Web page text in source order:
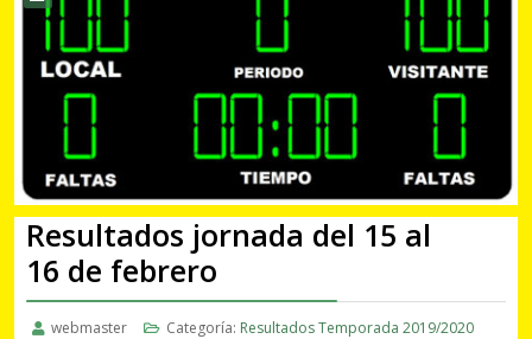
Resultados jornada del 15 al
16 de febrero
webmaster Categoría: Resultados Temporada 2019/2020